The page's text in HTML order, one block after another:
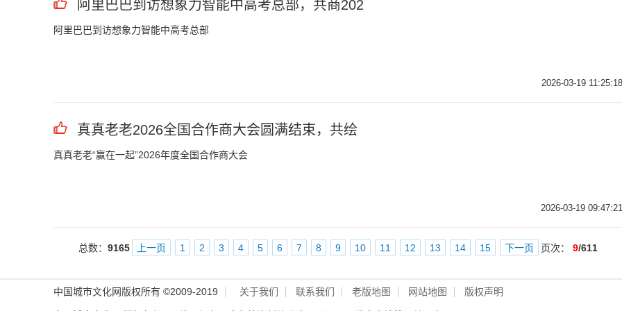
阿里巴巴到访想象力智能中高考总部，共商202
阿里巴巴到访想象力智能中高考总部
2026-03-19 11:25:18
真真老老2026全国合作商大会圆满结束，共绘
真真老老“赢在一起”2026年度全国合作商大会
2026-03-19 09:47:21
总数： 9165 上一页 1 2 3 4 5 6 7 8 9 10 11 12 13 14 15 下一页 页次： 9/611
中国城市文化网版权所有 ©2009-2019 关于我们 联系我们 老版地图 网站地图 版权声明